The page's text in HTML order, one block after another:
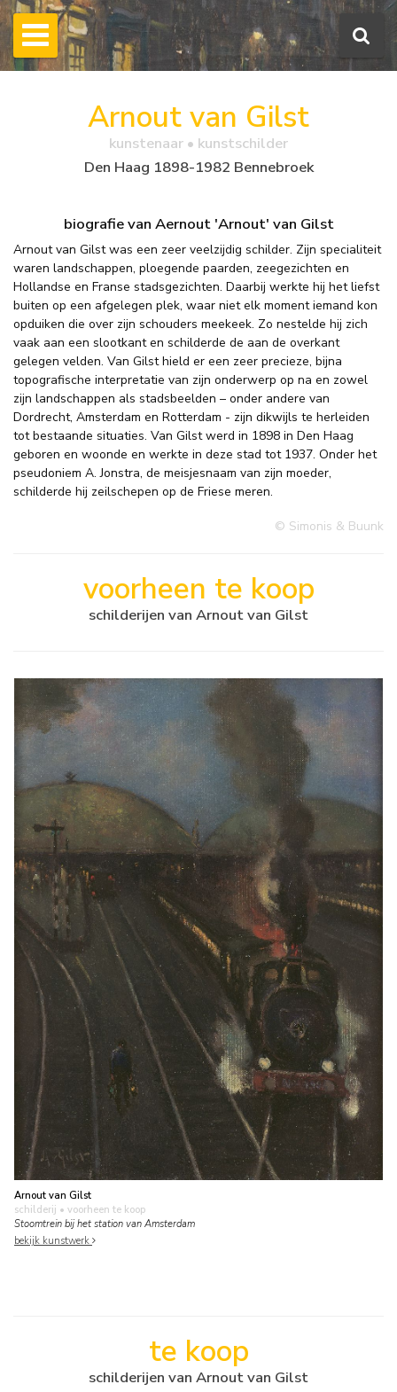
Arnout van Gilst
kunstenaar • kunstschilder
Den Haag 1898-1982 Bennebroek
biografie van Aernout 'Arnout' van Gilst
Arnout van Gilst was een zeer veelzijdig schilder. Zijn specialiteit
waren landschappen, ploegende paarden, zeegezichten en
Hollandse en Franse stadsgezichten. Daarbij werkte hij het liefst
buiten op een afgelegen plek, waar niet elk moment iemand kon
opduiken die over zijn schouders meekeek. Zo nestelde hij zich
vaak aan een slootkant en schilderde de aan de overkant
gelegen velden. Van Gilst hield er een zeer precieze, bijna
topografische interpretatie van zijn onderwerp op na en zowel
zijn landschappen als stadsbeelden – onder andere van
Dordrecht, Amsterdam en Rotterdam - zijn dikwijls te herleiden
tot bestaande situaties. Van Gilst werd in 1898 in Den Haag
geboren en woonde en werkte in deze stad tot 1937. Onder het
pseudoniem A. Jonstra, de meisjesnaam van zijn moeder,
schilderde hij zeilschepen op de Friese meren.
© Simonis & Buunk
voorheen te koop
schilderijen van Arnout van Gilst
Arnout van Gilst
schilderij • voorheen te koop
Stoomtrein bij het station van Amsterdam
bekijk kunstwerk
te koop
schilderijen van Arnout van Gilst